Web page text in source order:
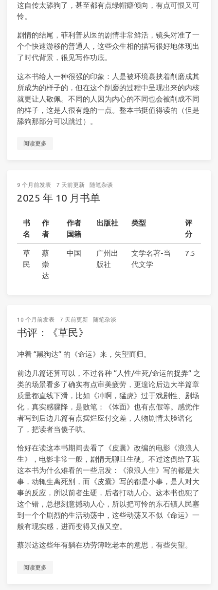
这自传太舔狗了，甚至都有点绿帽癖倾向，有点可恨又可
怜。
剧情的结尾，菲利普从医的剧情非常鲜活，镜头对准了一
个个快速游移的普通人，这些众生相的描写很好地体现出
了时代背景，很见写作功底。
这本书给人一种很强的印象：人是被环境裹挟着削磨成其
所成为的样子的，但在这个削磨的过程中呈现出来的内核
就更让人敬佩。不同的人因为内心的不同也会被削成不同
的样子，这是人很有趣的一点。整本书挺值得读的（但是
舔狗那部分可以跳过）。
阅读更多
9 个月前发表 7 天前更新 随笔杂谈
2025 年 10 月书单
书
名
作
者
作者
国籍
出版社 类型
评
分
草
民
蔡
崇
达
中国
广州出
版社
文学名著-当
代文学
7.5
10 个月前发表 7 天前更新 随笔杂谈
书评：《草民》
冲着 “黑狗达” 的《命运》来，失望而归。
前边几篇还算可以，不过各种 “人性/生死/命运的捉弄” 之
类的场景看多了确实有点审美疲劳，更遑论后边大半篇章
质量都直线下滑，比如《冲啊，猛虎》过于戏剧性、剧场
化，真实感骤降，是败笔；《体面》也有点假等。感觉作
者写到后边几篇有点摆烂应付交差，人物剧情太脸谱化
了，把读者当傻子哄。
恰好在读这本书期间去看了《皮囊》改编的电影《浪浪人
生》，电影非常一般，剧情无聊且生硬。不过这倒给了我
这本书为什么难看的一些启发：《浪浪人生》写的都是大
事，动辄生离死别，而《皮囊》写的都是小事，是人对大
事的反应，所以前者生硬，后者打动人心。这本书也犯了
这个错，总想刻意撼动人心，所以把可怜的东石镇人民塞
到一个个剧烈的生活动荡中，这些动荡又不似《命运》一
般有现实感，进而变得又假又空。
蔡崇达这些年有躺在功劳簿吃老本的意思，有些失望。
阅读更多